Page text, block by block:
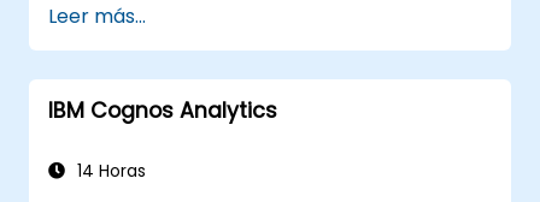
Implementar LLMs (Modelos de Lenguaje
Grande) y transformadores para la
generación de texto y código.
Aplicar pronósticos de series temporales
Desarrollar y ajustar modelos de IA para
Leer más...
IBM Cognos Analytics
14 Horas